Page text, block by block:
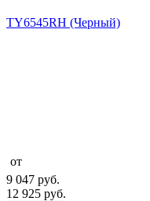
TY6545RH (Черный)
от
9 047 руб.
12 925 руб.